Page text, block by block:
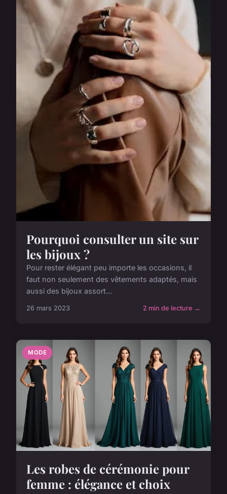
Pourquoi consulter un site sur
les bijoux ?
Pour rester élégant peu importe les occasions, il
faut non seulement des vêtements adaptés, mais
aussi des bijoux assort...
26 mars 2023 2 min de lecture →
MODE
Les robes de cérémonie pour
femme : élégance et choix